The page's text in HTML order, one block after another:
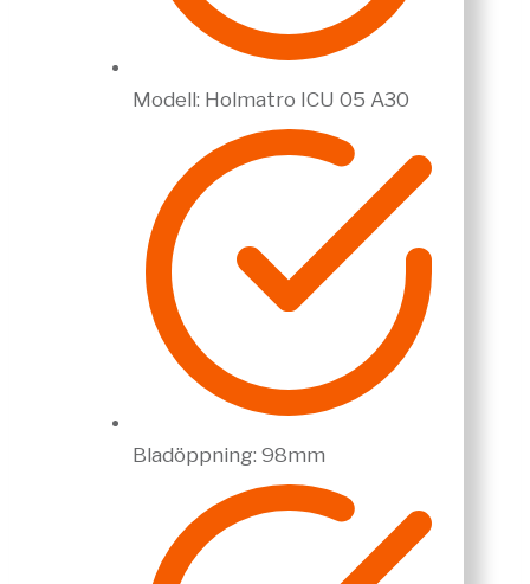
Modell: Holmatro ICU 05 A30
Bladöppning: 98mm